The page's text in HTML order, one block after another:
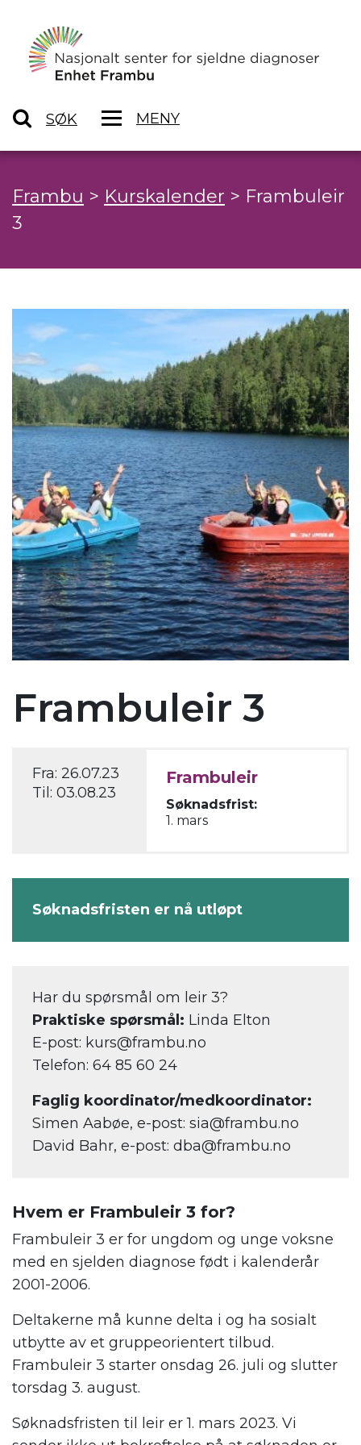
SØK MENY
Frambu > Kurskalender > Frambuleir
3
Frambuleir 3
Fra: 26.07.23
Til: 03.08.23
Frambuleir
Søknadsfrist:
1. mars
Søknadsfristen er nå utløpt
Har du spørsmål om leir 3?
Praktiske spørsmål: Linda Elton
E-post: kurs@frambu.no
Telefon: 64 85 60 24
Faglig koordinator/medkoordinator:
Simen Aabøe, e-post: sia@frambu.no
David Bahr, e-post: dba@frambu.no
Hvem er Frambuleir 3 for?
Frambuleir 3 er for ungdom og unge voksne
med en sjelden diagnose født i kalenderår
2001-2006.
Deltakerne må kunne delta i og ha sosialt
utbytte av et gruppeorientert tilbud.
Frambuleir 3 starter onsdag 26. juli og slutter
torsdag 3. august.
Søknadsfristen til leir er 1. mars 2023. Vi